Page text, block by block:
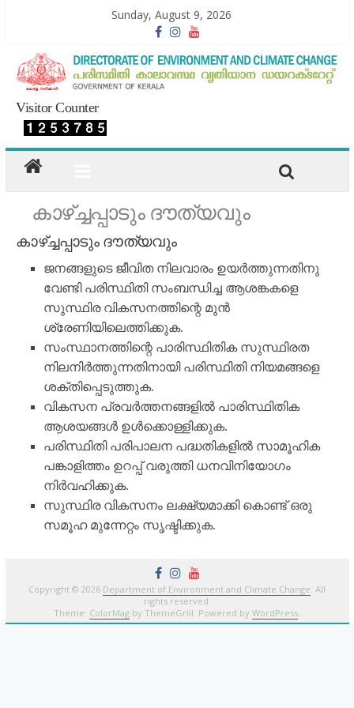
Sunday, August 9, 2026
Visitor Counter
കാഴ്ച്ചപ്പാടും ദൗത്യവും
കാഴ്ച്ചപ്പാടും ദൗത്യവും
ജനങ്ങളുടെ ജീവിത നിലവാരം ഉയര്‍ത്തുന്നതിനു
വേണ്ടി പരിസ്ഥിതി സംബന്ധിച്ച ആശങ്കകളെ
സുസ്ഥിര വികസനത്തിന്റെ മുന്‍
ശ്രേണിയിലെത്തിക്കുക.
സംസ്ഥാനത്തിന്റെ പാരിസ്ഥിതിക സുസ്ഥിരത
നിലനിര്‍ത്തുന്നതിനായി പരിസ്ഥിതി നിയമങ്ങളെ
ശക്തിപ്പെടുത്തുക.
വികസന പ്രവര്‍ത്തനങ്ങളില്‍ പാരിസ്ഥിതിക
ആശയങ്ങള്‍ ഉള്‍ക്കൊള്ളിക്കുക.
പരിസ്ഥിതി പരിപാലന പദ്ധതികളില്‍ സാമൂഹിക
പങ്കാളിത്തം ഉറപ്പ് വരുത്തി ധനവിനിയോഗം
നിര്‍വഹിക്കുക.
സുസ്ഥിര വികസനം ലക്ഷ്യമാക്കി കൊണ്ട് ഒരു
സമൂഹ മുന്നേറ്റം സൃഷ്ടിക്കുക.
Copyright © 2026 Department of Environment and Climate Change. All
rights reserved.
Theme: ColorMag by ThemeGrill. Powered byWordPress.